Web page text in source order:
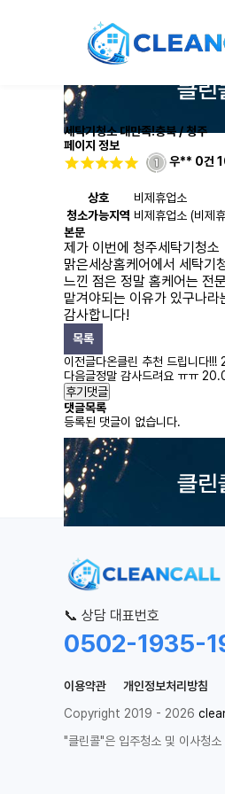
세탁기청소 대만족!충북 / 청주
페이지 정보
우** 0건
상호 비제휴업소
청소가능지역 비제휴업소 (비제
본문
제가 이번에 청주세탁기청소
맑은세상홈케어에서 세탁기
느낀 점은 정말 홈케어는 전
맡겨야되는 이유가 있구나
감사합니다!
목록
이전글다온클린 추천 드립니다!!!
다음글정말 감사드려요 ㅠㅠ
후기댓글
댓글목록
등록된 댓글이 없습니다.
📞 상담 대표번호
0502-1935-
이용약관
개인정보처리방침
Copyright 2019 - 2026
"클린콜"은 입주청소 및 이사청